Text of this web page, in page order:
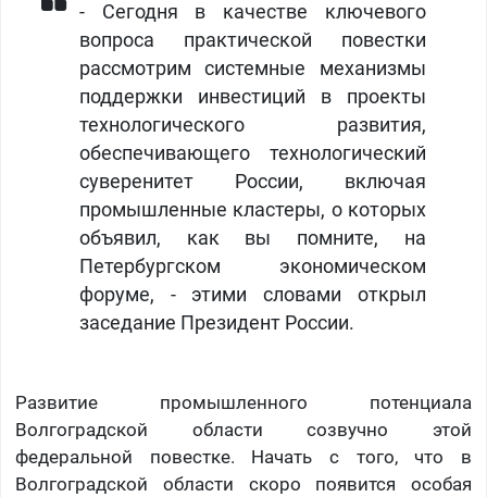
- Сегодня в качестве ключевого
вопроса практической повестки
рассмотрим системные механизмы
поддержки инвестиций в проекты
технологического развития,
обеспечивающего технологический
суверенитет России, включая
промышленные кластеры, о которых
объявил, как вы помните, на
Петербургском экономическом
форуме, - этими словами открыл
заседание Президент России.
Развитие промышленного потенциала
Волгоградской области созвучно этой
федеральной повестке. Начать с того, что в
Волгоградской области скоро появится особая